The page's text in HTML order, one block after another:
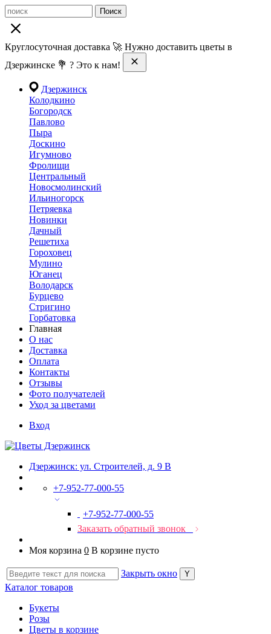
Поиск
Круглосуточная доставка 🚀 Нужно доставить цветы в
Дзержинске 💐 ? Это к нам!
Дзержинск
Колодкино
Богородск
Павлово
Пыра
Доскино
Игумново
Фролищи
Центральный
Новосмолинский
Ильиногорск
Петряевка
Новинки
Дачный
Решетиха
Гороховец
Мулино
Юганец
Володарск
Бурцево
Стригино
Горбатовка
Главная
О нас
Доставка
Оплата
Контакты
Отзывы
Фото получателей
Уход за цветами
Вход
Дзержинск: ул. Строителей, д. 9 В
+7-952-77-000-55
+7-952-77-000-55
Заказать обратный звонок
Моя корзина 0 В корзине пусто
Закрыть окно
Каталог товаров
Букеты
Розы
Цветы в корзине